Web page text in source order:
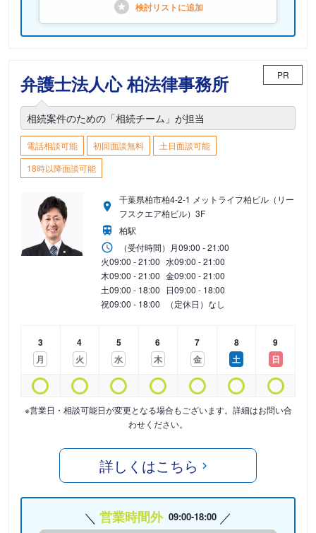
検討リストに追加
弁護士法人心 柏法律事務所 PR
相続案件のための「相続チーム」が担当
電話相談可能 初回面談無料
土日面談可能
18時以降面談可能
千葉県柏市柏4-2-1 メットライフ柏ビル（リー
フスクエア柏ビル）3F
柏駅
（受付時間） 月09:00 - 21:00
火09:00 - 21:00 水09:00 - 21:00
木09:00 - 21:00 金09:00 - 21:00
土09:00 - 18:00 日09:00 - 18:00
祝09:00 - 18:00 （定休日）なし
3
月
4
火
5
水
6
木
7
金
8
土
9
日
※営業日・相談可能日が変更となる場合もございます。詳細はお問い合
わせください。
詳しくはこちら
営業時間外 09:00-18:00